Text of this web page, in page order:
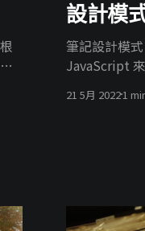
設計模
筆記設計模
JavaScript
21 5月 20221